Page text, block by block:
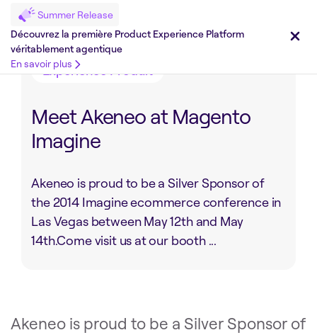
Summer Release
Découvrez la première Product Experience Platform
véritablement agentique
En savoir plus
Partager sur :
Expérience Produit
Meet Akeneo at Magento
Imagine
Akeneo is proud to be a Silver Sponsor of
the 2014 Imagine ecommerce conference in
Las Vegas between May 12th and May
14th.Come visit us at our booth ...
Akeneo is proud to be a Silver Sponsor of